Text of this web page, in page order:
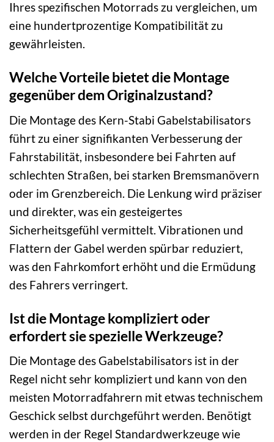
Ihres spezifischen Motorrads zu vergleichen, um
eine hundertprozentige Kompatibilität zu
gewährleisten.
Welche Vorteile bietet die Montage
gegenüber dem Originalzustand?
Die Montage des Kern-Stabi Gabelstabilisators
führt zu einer signifikanten Verbesserung der
Fahrstabilität, insbesondere bei Fahrten auf
schlechten Straßen, bei starken Bremsmanövern
oder im Grenzbereich. Die Lenkung wird präziser
und direkter, was ein gesteigertes
Sicherheitsgefühl vermittelt. Vibrationen und
Flattern der Gabel werden spürbar reduziert,
was den Fahrkomfort erhöht und die Ermüdung
des Fahrers verringert.
Ist die Montage kompliziert oder
erfordert sie spezielle Werkzeuge?
Die Montage des Gabelstabilisators ist in der
Regel nicht sehr kompliziert und kann von den
meisten Motorradfahrern mit etwas technischem
Geschick selbst durchgeführt werden. Benötigt
werden in der Regel Standardwerkzeuge wie